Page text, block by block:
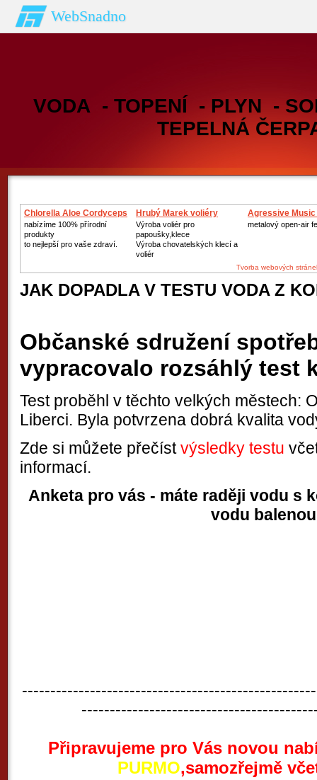
WebSnadno
VODA - TOPENÍ - PLYN -
TEPELNÁ
Chlorella Aloe Cordyceps
nabízíme 100% přírodní
produkty
to nejlepší pro vaše zdraví.
Hrubý Marek voliéry
Výroba voliér pro
papoušky,klece
Výroba chovatelských klecí a
voliér
Agressive Music
metalový open-air
Tvorba webových
JAK DOPADLA V TESTU VODA Z
Občanské sdružení
vypracovalo rozsáhlý test
Test proběhl v těchto velkých městech:
Liberci. Byla potvrzena dobrá kvalita
Zde si můžete přečístvýsledky testu
informací.
Anketa pro vás - máte raději vodu s
vodu
Připravujeme pro Vás novou
PURMO,samozřejmě